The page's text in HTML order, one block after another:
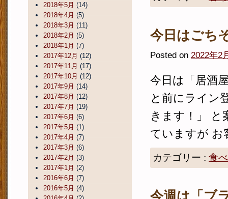
今日はごち
Posted on 2022年2
今日は「居酒
と前にライン
きます！」 と
ていますが お
カテゴリー : 食
今週は「ブ
2018年5月 (14)
2018年4月 (5)
2018年3月 (11)
2018年2月 (5)
2018年1月 (7)
2017年12月 (12)
2017年11月 (17)
2017年10月 (12)
2017年9月 (14)
2017年8月 (12)
2017年7月 (19)
2017年6月 (6)
2017年5月 (1)
2017年4月 (7)
2017年3月 (6)
2017年2月 (3)
2017年1月 (2)
2016年6月 (7)
2016年5月 (4)